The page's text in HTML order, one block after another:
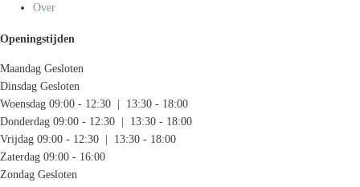
Over
Openingstijden
Maandag Gesloten
Dinsdag Gesloten
Woensdag 09:00 - 12:30 | 13:30 - 18:00
Donderdag 09:00 - 12:30 | 13:30 - 18:00
Vrijdag 09:00 - 12:30 | 13:30 - 18:00
Zaterdag 09:00 - 16:00
Zondag Gesloten